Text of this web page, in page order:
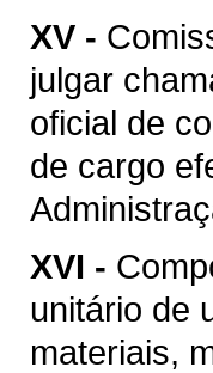
XV -
julgar
oficial de
de cargo
XVI -
unitário de
materiais,